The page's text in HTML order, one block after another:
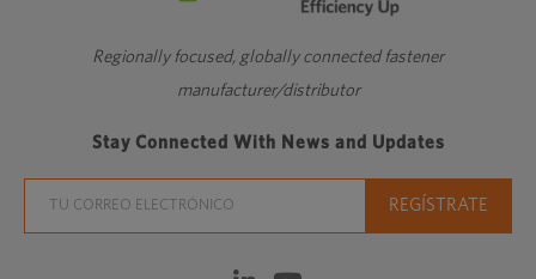
Regionally focused, globally connected fastener
manufacturer/distributor
Stay Connected With News and Updates